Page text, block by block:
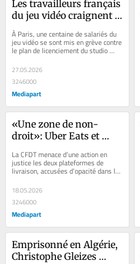
Les travailleurs français
du jeu vidéo craignent le
«game over» pour leur
industrie
À Paris, une centaine de salariés du
jeu vidéo se sont mis en grève contre
le plan de licenciement du studio
Kylotonn, qui menace plus des deux...
27.05.2026
3246000
Mediapart
«Une zone de non-
droit»: Uber Eats et
mise en demeure par la
CFDT
La CFDT menace d’une action en
justice les deux plateformes de
livraison, accusées d’opacité dans la
fixation des rémunérations et dans
les...
18.05.2026
3246000
Mediapart
Emprisonné en Algérie,
Christophe Gleizes